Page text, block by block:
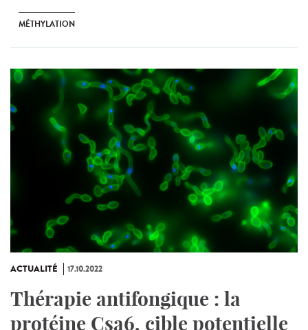
MÉTHYLATION
ACTUALITÉ 17.10.2022
Thérapie antifongique : la
protéine Csa6, cible potentielle